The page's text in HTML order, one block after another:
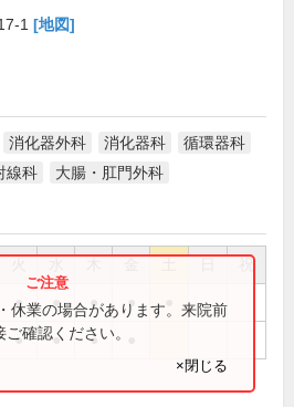
1 [地図]
消化器外科 消化器科
循環器科
線科 大腸・肛門外科
祝
● ● ● ●
● ● ●
休業の場合があります。来院前
確認ください。
×閉じる